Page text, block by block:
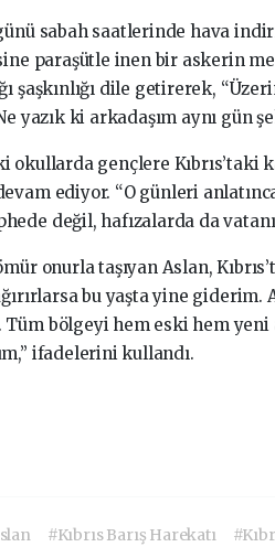
sabah saatlerinde hava
paraşütle inen bir askerin
şaşkınlığı dile getirerek,
yazık ki arkadaşım aynı gün
okullarda gençlere
ediyor. “O günleri
değil, hafızalarda da
onurla taşıyan Aslan,
bu yaşta yine giderim.
bölgeyi hem eski hem
ifadelerini kullandı.
#Kıbrıs Barış Harekatı